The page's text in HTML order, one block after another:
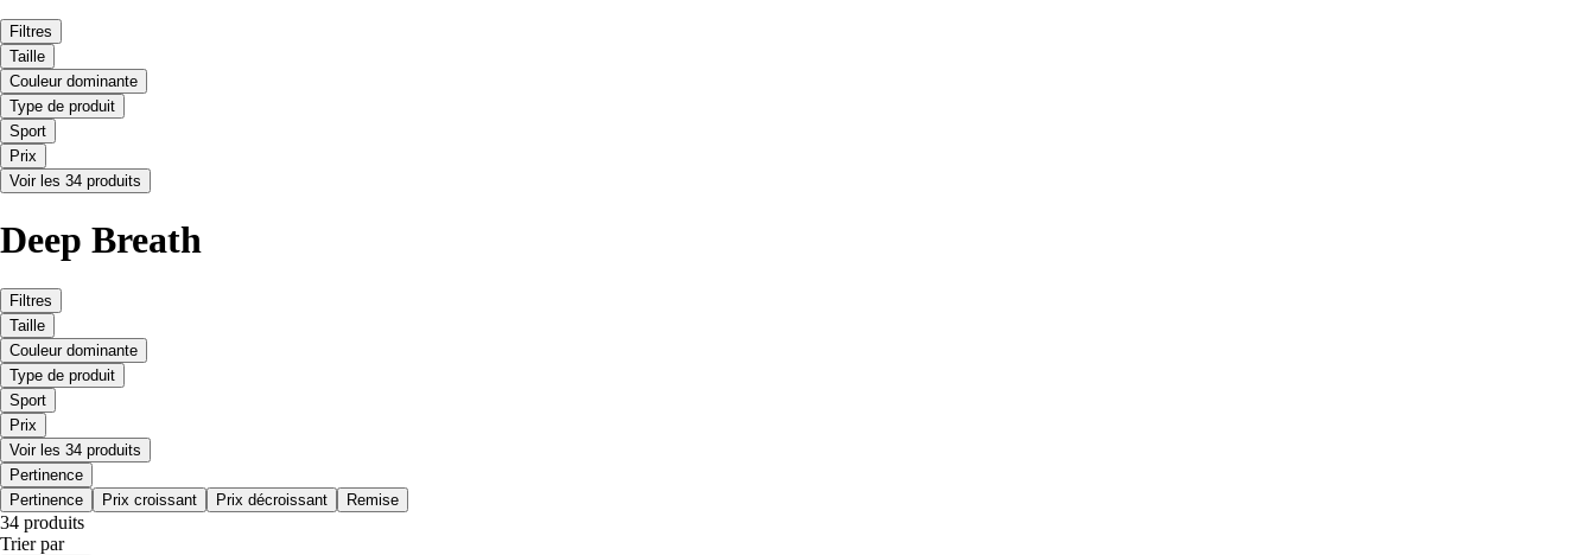
Filtres
Taille
Couleur dominante
Type de produit
Sport
Prix
Voir les 34 produits
Deep Breath
Filtres
Taille
Couleur dominante
Type de produit
Sport
Prix
Voir les 34 produits
Pertinence
Pertinence
Prix croissant Prix décroissant Remise
34 produits
Trier par